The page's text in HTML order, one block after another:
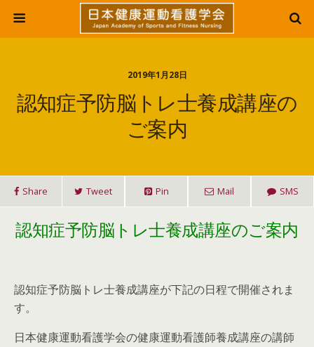
2019年1月28日
認知症予防脳トレ士養成講座の
ご案内
Share Tweet Pin Mail SMS
認知症予防脳トレ士養成講座のご案内
認知症予防脳トレ士養成講座が下記の日程で開催されま
す。
日本健康運動看護学会の健康運動看護師養成講座の講師